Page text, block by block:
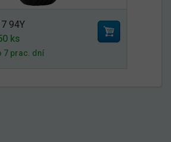
94Y
ks
7 prac. dní